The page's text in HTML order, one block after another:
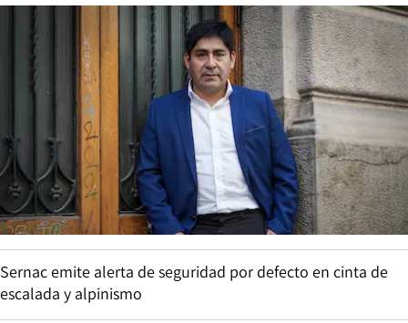
Sernac emite alerta de seguridad por defecto en cinta de
escalada y alpinismo